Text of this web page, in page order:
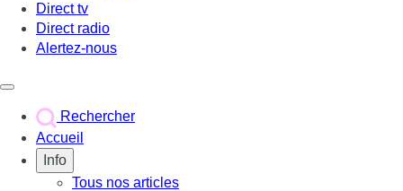
Direct tv
Direct radio
Alertez-nous
Rechercher
Accueil
Info
Tous nos articles